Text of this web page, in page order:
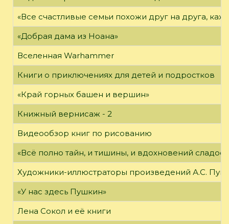
«Все счастливые семьи похожи друг на друга,
«Добрая дама из Ноана»
Вселенная Warhammer
Книги о приключениях для детей и подростков
«Край горных башен и вершин»
Книжный вернисаж - 2
Видеообзор книг по рисованию
«Всё полно тайн, и тишины, и вдохновений
Художники-иллюстраторы произведений А.С.
«У нас здесь Пушкин»
Лена Сокол и её книги